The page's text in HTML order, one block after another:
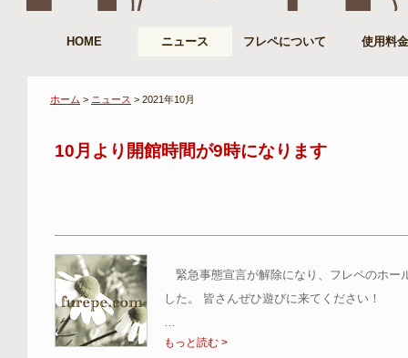
HOME ニュース フレペについて 使用料金
ホーム > ニュース > 2021年10月
10月より開館時間が9時になります
緊急事態宣言が解除になり、フレペのホー
した。 皆さんぜひ遊びに来てください！
…
もっと読む >